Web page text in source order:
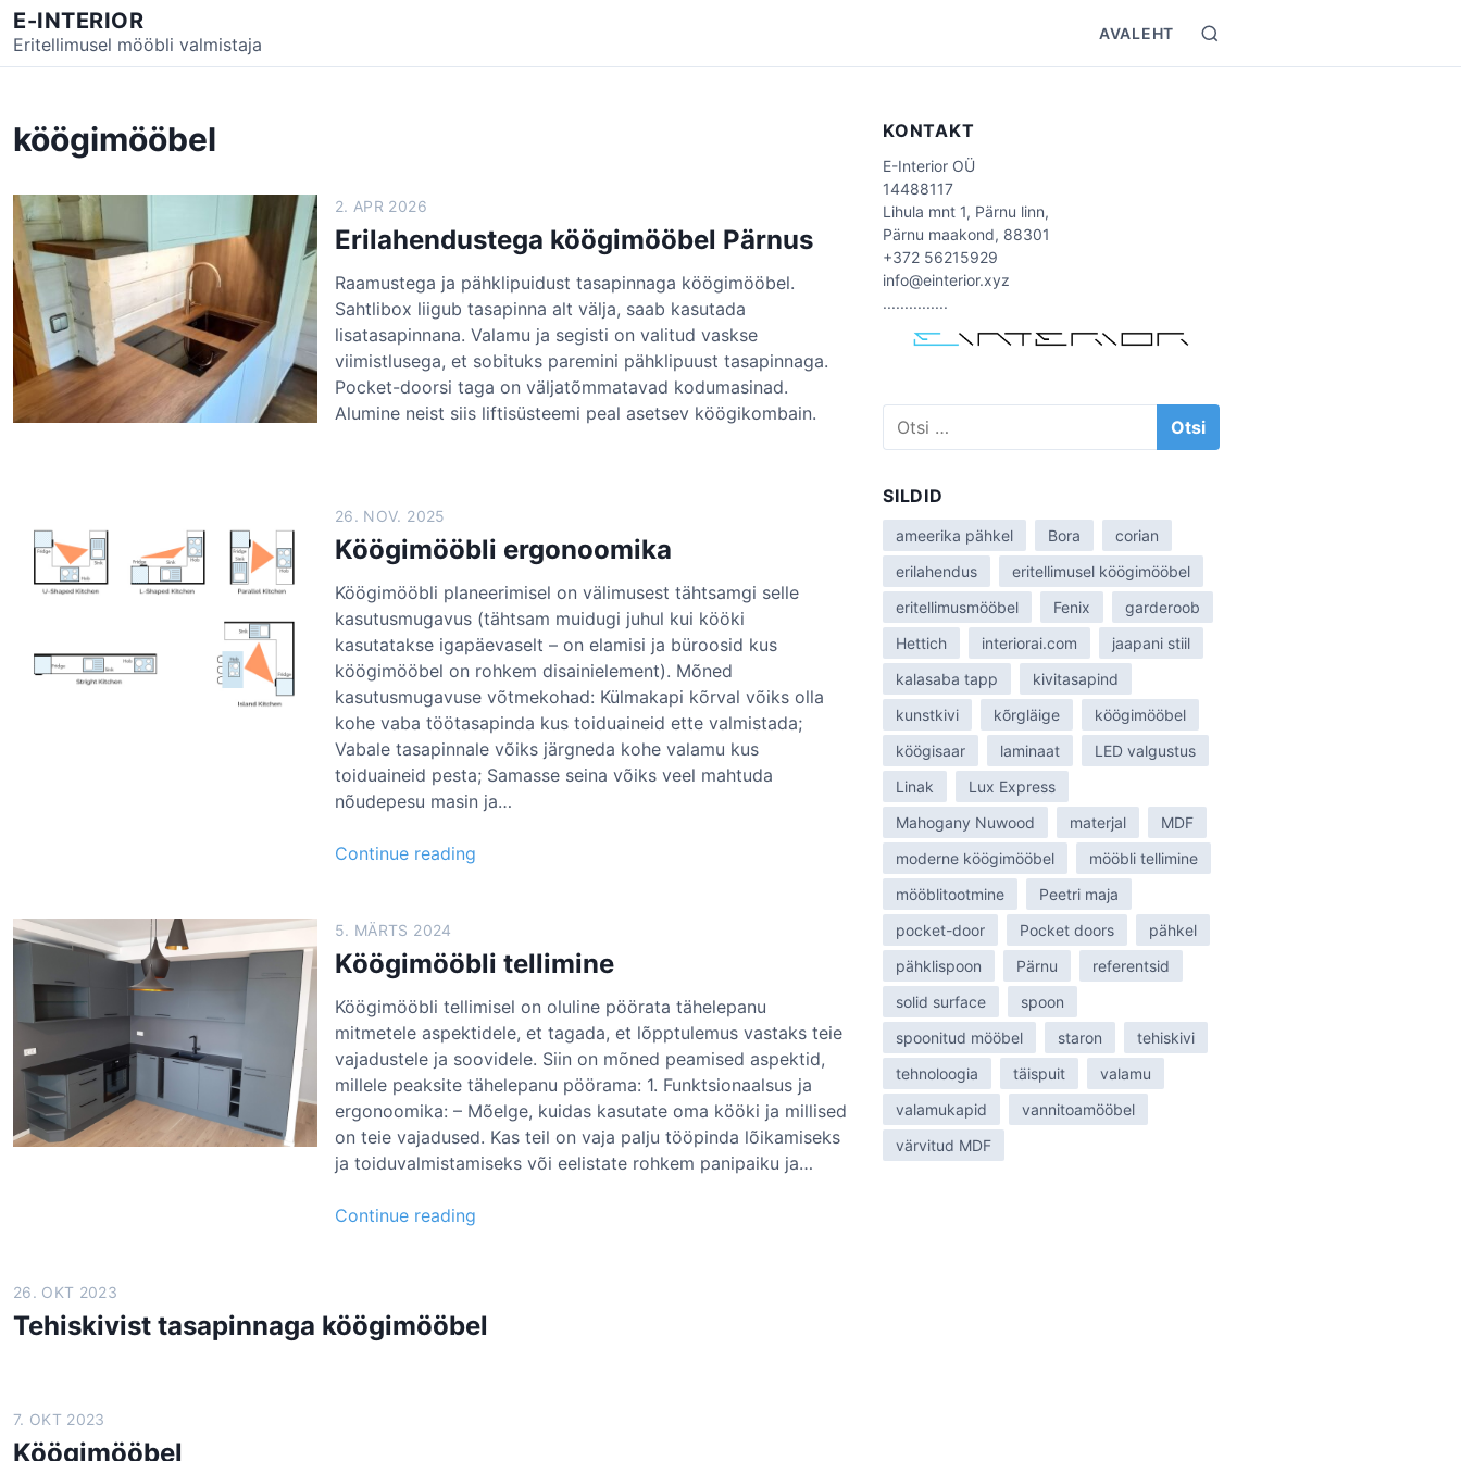
i
E-INTERIOR
Eritellimusel mööbli valmistaja AVALEHT
S
e
köögimööbel
2. APR 2026
Erilahendustega köögimööbel Pärnus
Raamustega ja pähklipuidust tasapinnaga köögimööbel.
Sahtlibox liigub tasapinna alt välja, saab kasutada
lisatasapinnana. Valamu ja segisti on valitud vaskse
viimistlusega, et sobituks paremini pähklipuust tasapinnaga.
Pocket-doorsi taga on väljatõmmatavad kodumasinad.
Alumine neist siis liftisüsteemi peal asetsev köögikombain.
26. NOV. 2025
Köögimööbli ergonoomika
Köögimööbli planeerimisel on välimusest tähtsamgi selle
kasutusmugavus (tähtsam muidugi juhul kui kööki
kasutatakse igapäevaselt – on elamisi ja büroosid kus
köögimööbel on rohkem disainielement). Mõned
kasutusmugavuse võtmekohad: Külmakapi kõrval võiks olla
kohe vaba töötasapinda kus toiduaineid ette valmistada;
Vabale tasapinnale võiks järgneda kohe valamu kus
toiduaineid pesta; Samasse seina võiks veel mahtuda
nõudepesu masin ja…
Continue reading
i
ö
ö
b
l
i
e
r
m
5. MÄRTS 2024
Köögimööbli tellimine
Köögimööbli tellimisel on oluline pöörata tähelepanu
mitmetele aspektidele, et tagada, et lõpptulemus vastaks teie
vajadustele ja soovidele. Siin on mõned peamised aspektid,
millele peaksite tähelepanu pöörama: 1. Funktsionaalsus ja
ergonoomika: – Mõelge, kuidas kasutate oma kööki ja millised
on teie vajadused. Kas teil on vaja palju tööpinda lõikamiseks
ja toiduvalmistamiseks või eelistate rohkem panipaiku ja…
Continue reading
i
26. OKT 2023
Tehiskivist tasapinnaga köögimööbel
7. OKT 2023
Köögimööbel
KONTAKT
E-Interior OÜ
14488117
Lihula mnt 1, Pärnu linn,
Pärnu maakond, 88301
+372 56215929
info@einterior.xyz
...............
:SILDID
ameerika pähkel Bora
corian
erilahendus
eritellimusel köögimööbel
eritellimusmööbel
Fenix
garderoob
Hettich
interiorai.com
jaapani stiil
kalasaba tapp
kivitasapind
kunstkivi
kõrgläige
köögimööbel
köögisaar
laminaat
LED valgustus
Linak
Lux Express
Mahogany Nuwood
materjal
MDF
moderne köögimööbel
mööbli tellimine
mööblitootmine
Peetri maja
pocket-door
Pocket doors
pähkel
pähklispoon
Pärnu
referentsid
solid surface
spoon
spoonitud mööbel
staron
tehiskivi
tehnoloogia
täispuit
valamu
valamukapid
vannitoamööbel
värvitud MDF